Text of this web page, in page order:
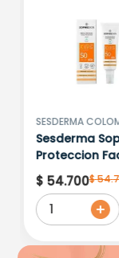
Más
SESDERMA
Sesderma
Proteccion
Kids
Spf 500
$ 54.700$54.
1